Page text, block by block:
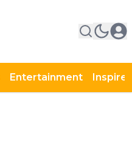
Entertainment